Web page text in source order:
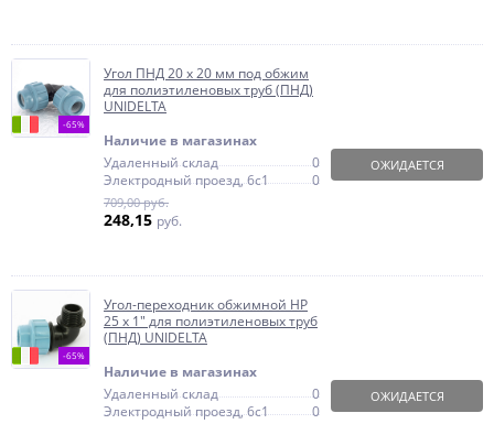
-65%
Угол ПНД 20 х 20 мм под обжим
для полиэтиленовых труб (ПНД)
UNIDELTA
Наличие в магазинах
Удаленный склад
0
Электродный проезд, 6с1
0
709,00 руб.
248,15 руб.
ОЖИДАЕТСЯ
-65%
Угол-переходник обжимной НР
25 x 1" для полиэтиленовых труб
(ПНД) UNIDELTA
Наличие в магазинах
Удаленный склад
0
Электродный проезд, 6с1
0
ОЖИДАЕТСЯ